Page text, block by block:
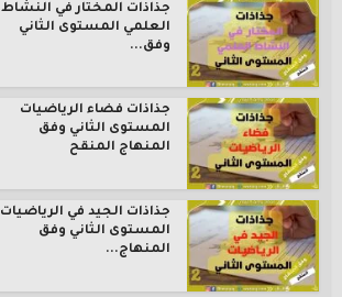
جذاذات المختار في النشاط
العلمي المستوى الثاني
وفق...
جذاذات فضاء الرياضيات
المستوى الثاني وفق
المنهاج المنقح
جذاذات الجيد في الرياضيات
المستوى الثاني وفق
المنهاج...